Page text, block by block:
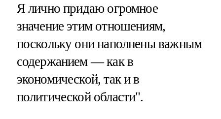
Я лично придаю огромное
значение этим отношениям,
поскольку они наполнены важным
содержанием — как в
экономической, так и в
политической области".